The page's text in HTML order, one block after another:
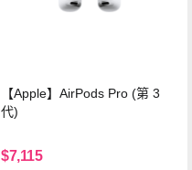
【Apple】AirPods Pro (第 3
代)
$7,115